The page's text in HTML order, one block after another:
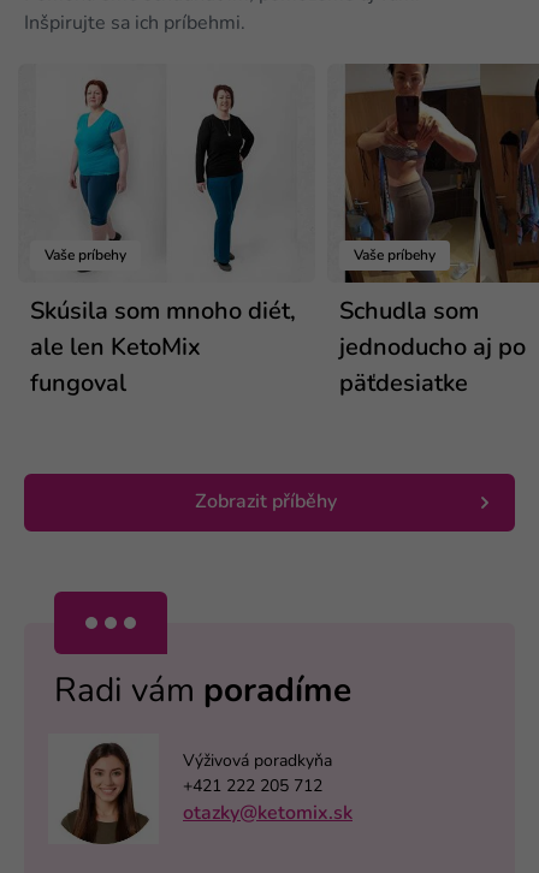
Inšpirujte sa ich príbehmi.
Vaše príbehy
Skúsila som mnoho diét,
ale len KetoMix
fungoval
Vaše príbehy
Schudla som
jednoducho aj po
päťdesiatke
Zobrazit příběhy
Radi vám poradíme
Výživová poradkyňa
+421 222 205 712
otazky@ketomix.sk